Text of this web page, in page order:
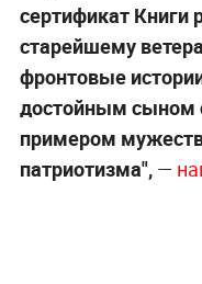
сертификат Книги
старейшему
фронтовые
достойным сыном
примером
патриотизма", —